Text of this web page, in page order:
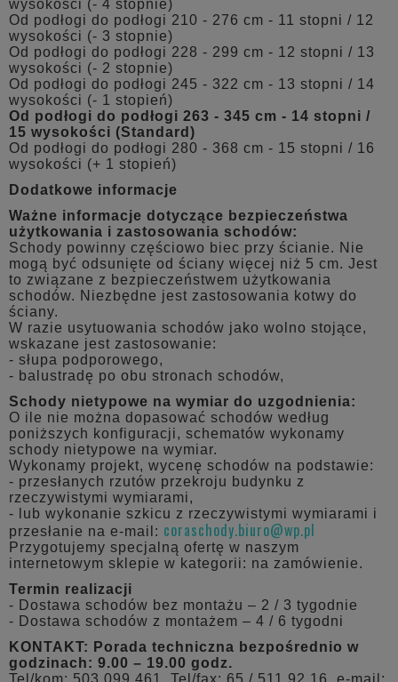
wysokości (- 4 stopnie)
Od podłogi do podłogi 210 - 276 cm - 11 stopni / 12
wysokości (- 3 stopnie)
Od podłogi do podłogi 228 - 299 cm - 12 stopni / 13
wysokości (- 2 stopnie)
Od podłogi do podłogi 245 - 322 cm - 13 stopni / 14
wysokości (- 1 stopień)
Od podłogi do podłogi 263 - 345 cm - 14 stopni /
15 wysokości (Standard)
Od podłogi do podłogi 280 - 368 cm - 15 stopni / 16
wysokości (+ 1 stopień)
Dodatkowe informacje
Ważne informacje dotyczące bezpieczeństwa
użytkowania i zastosowania schodów:
Schody powinny częściowo biec przy ścianie. Nie
mogą być odsunięte od ściany więcej niż 5 cm. Jest
to związane z bezpieczeństwem użytkowania
schodów. Niezbędne jest zastosowania kotwy do
ściany.
W razie usytuowania schodów jako wolno stojące,
wskazane jest zastosowanie:
- słupa podporowego,
- balustradę po obu stronach schodów,
Schody nietypowe na wymiar do uzgodnienia:
O ile nie można dopasować schodów według
poniższych konfiguracji, schematów wykonamy
schody nietypowe na wymiar.
Wykonamy projekt, wycenę schodów na podstawie:
- przesłanych rzutów przekroju budynku z
rzeczywistymi wymiarami,
- lub wykonanie szkicu z rzeczywistymi wymiarami i
przesłanie na e-mail: coraschody.biuro@wp.pl
Przygotujemy specjalną ofertę w naszym
internetowym sklepie w kategorii: na zamówienie.
Termin realizacji
- Dostawa schodów bez montażu – 2 / 3 tygodnie
- Dostawa schodów z montażem – 4 / 6 tygodni
KONTAKT: Porada techniczna bezpośrednio w
godzinach: 9.00 – 19.00 godz.